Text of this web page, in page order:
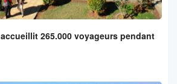
265.000 voyageurs pendant